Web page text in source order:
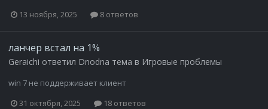
13 ноября, 2025
8 ответов
ланчер встал на 1%
Geraichi ответил Dnodna тема в Игровые проблемы
win 7 не поддерживает клиент
31 октября, 2025
18 ответов